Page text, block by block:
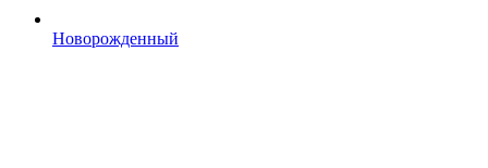
Новорожденный